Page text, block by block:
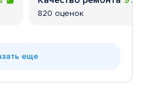
820 оценок
еще